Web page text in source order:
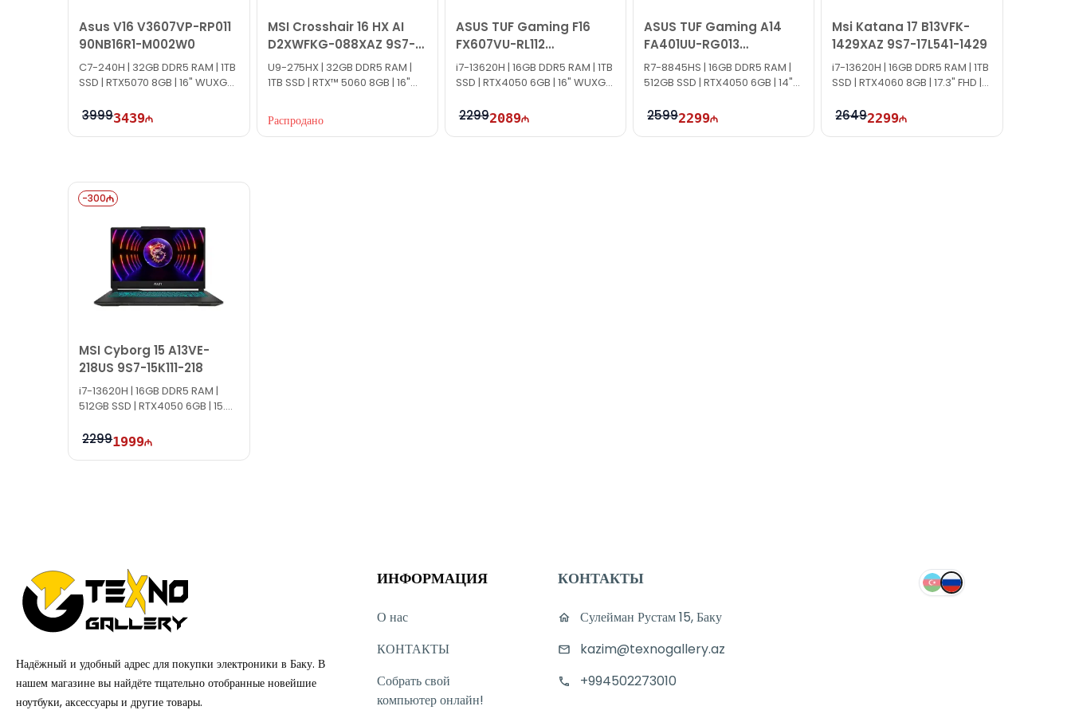
Asus V16 V3607VP-RP011
90NB16R1-M002W0
C7-240H | 32GB DDR5 RAM | 1TB
SSD | RTX5070 8GB | 16" WUXGA
39993439
MSI Crosshair 16 HX AI
D2XWFKG-088XAZ 9S7-
15P421-088
U9-275HX | 32GB DDR5 RAM |
1TB SSD | RTX™ 5060 8GB | 16"
Распродано
ASUS TUF Gaming F16
FX607VU-RL112
90NR0N06-M007E0
i7-13620H | 16GB DDR5 RAM | 1TB
SSD | RTX4050 6GB | 16" WUXGA
22992089
ASUS TUF Gaming A14
FA401UU-RG013
90NR0JD1-M001E0
R7-8845HS | 16GB DDR5 RAM |
512GB SSD | RTX4050 6GB | 14"
25992299
Msi Katana 17 B13VFK-
1429XAZ 9S7-17L541-1429
i7-13620H | 16GB DDR5 RAM | 1TB
SSD | RTX4060 8GB | 17.3" FHD |
26492299
-300
MSI Cyborg 15 A13VE-
218US 9S7-15K111-218
i7-13620H | 16GB DDR5 RAM |
512GB SSD | RTX4050 6GB | 15.6″
22991999
Надёжный и удобный адрес для покупки электроники в Баку. В
нашем магазине вы найдёте тщательно отобранные новейшие
ноутбуки, аксессуары и другие товары.
ИНФОРМАЦИЯ
О нас
КОНТАКТЫ
Собрать свой
компьютер онлайн!
КОНТАКТЫ
Сулейман Рустам 15, Баку
kazim@texnogallery.az
+994502273010